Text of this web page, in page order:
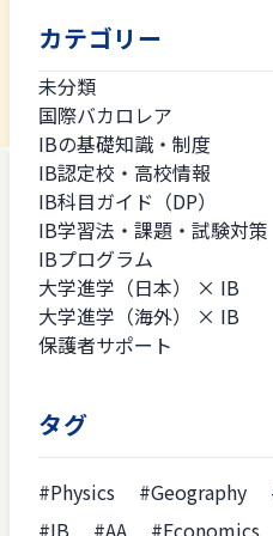
カテゴリー
未分類
国際バカロレア
IBの基礎知識・制度
IB認定校・高校情報
IB科目ガイド（DP）
IB学習法・課題・試験対策
IBプログラム
大学進学（日本） × IB
大学進学（海外） × IB
保護者サポート
タグ
#Physics #Geography
#IB
#AA #Economics